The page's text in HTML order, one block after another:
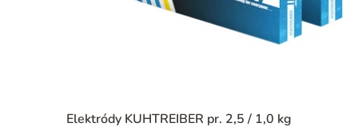
Elektródy KUHTREIBER pr. 2,5 / 1,0 kg
hodnotenie